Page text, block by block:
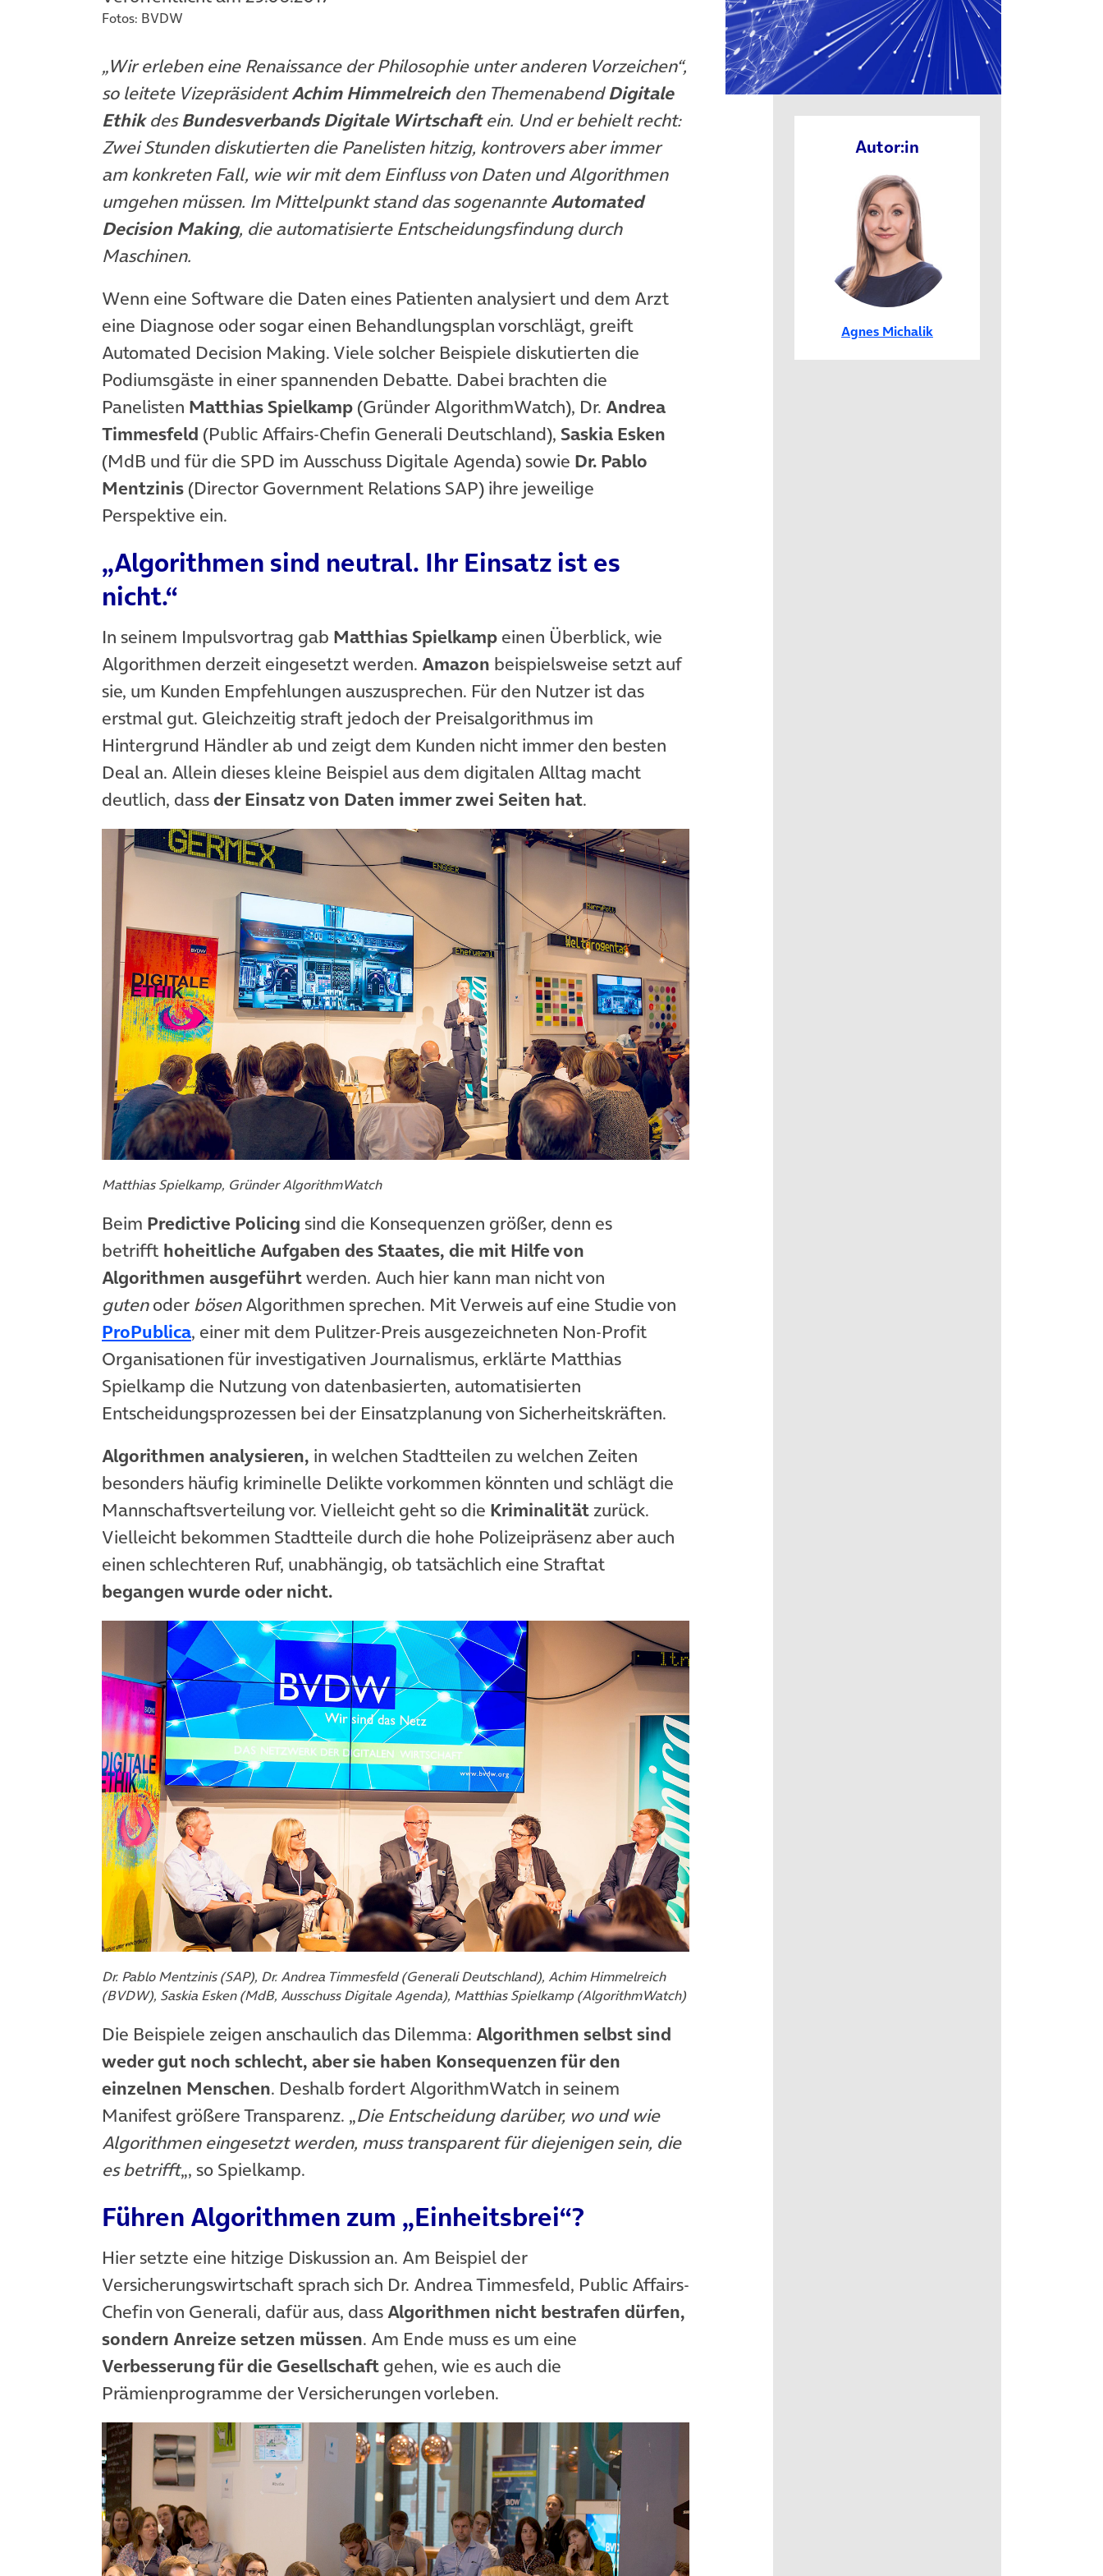
Fotos: BVDW
„Wir erleben eine Renaissance der Philosophie unter anderen Vorzeichen“,
so leitete VizepräsidentAchim Himmelreich den ThemenabendDigitale
EthikdesBundesverbands Digitale Wirtschaftein. Und er behielt recht:
Zwei Stunden diskutierten die Panelisten hitzig, kontrovers aber immer
am konkreten Fall, wie wir mit dem Einfluss von Daten und Algorithmen
umgehen müssen. Im Mittelpunkt stand das sogenannteAutomated
Decision Making, die automatisierte Entscheidungsfindung durch
Maschinen.
Wenn eine Software die Daten eines Patienten analysiert und dem Arzt
eine Diagnose oder sogar einen Behandlungsplan vorschlägt, greift
Automated Decision Making. Viele solcher Beispiele diskutierten die
Podiumsgäste in einer spannenden Debatte. Dabei brachten die
Panelisten Matthias Spielkamp (Gründer AlgorithmWatch), Dr. Andrea
Timmesfeld (Public Affairs-Chefin Generali Deutschland), Saskia Esken
(MdB und für die SPD im Ausschuss Digitale Agenda) sowie Dr. Pablo
Mentzinis (Director Government Relations SAP) ihre jeweilige
Perspektive ein.
„Algorithmen sind neutral. Ihr Einsatz ist es
nicht.“
In seinem Impulsvortrag gab Matthias Spielkamp einen Überblick, wie
Algorithmen derzeit eingesetzt werden. Amazon beispielsweise setzt auf
sie, um Kunden Empfehlungen auszusprechen. Für den Nutzer ist das
erstmal gut. Gleichzeitig straft jedoch der Preisalgorithmus im
Hintergrund Händler ab und zeigt dem Kunden nicht immer den besten
Deal an. Allein dieses kleine Beispiel aus dem digitalen Alltag macht
deutlich, dassder Einsatz von Daten immer zwei Seiten hat.
Matthias Spielkamp, Gründer AlgorithmWatch
Beim Predictive Policing sind die Konsequenzen größer, denn es
betrifft hoheitliche Aufgaben des Staates, die mit Hilfe von
Algorithmen ausgeführtwerden. Auch hier kann man nicht von
gutenoder bösenAlgorithmen sprechen. Mit Verweis auf eine Studie von
ProPublica(öffnet in neuem Tab)
, einer mit dem Pulitzer-Preis ausgezeichneten Non-Profit
Organisationen für investigativen Journalismus, erklärte Matthias
Spielkamp die Nutzung von datenbasierten, automatisierten
Entscheidungsprozessen bei der Einsatzplanung von Sicherheitskräften.
Algorithmen analysieren, in welchen Stadtteilen zu welchen Zeiten
besonders häufig kriminelle Delikte vorkommen könnten und schlägt die
Mannschaftsverteilung vor. Vielleicht geht so die Kriminalität zurück.
Vielleicht bekommen Stadtteile durch die hohe Polizeipräsenz aber auch
einen schlechteren Ruf, unabhängig, ob tatsächlich eine Straftat
begangen wurde oder nicht.
Dr. Pablo Mentzinis (SAP), Dr. Andrea Timmesfeld (Generali Deutschland), Achim Himmelreich
(BVDW), Saskia Esken (MdB, Ausschuss Digitale Agenda), Matthias Spielkamp (AlgorithmWatch)
Die Beispiele zeigen anschaulich das Dilemma: Algorithmen selbst sind
weder gut noch schlecht, aber sie haben Konsequenzen für den
einzelnen Menschen. Deshalb fordert AlgorithmWatch in seinem
Manifest größere Transparenz. „Die Entscheidung darüber, wo und wie
Algorithmen eingesetzt werden, muss transparent für diejenigen sein, die
es betrifft„, so Spielkamp.
Führen Algorithmen zum „Einheitsbrei“?
Hier setzte eine hitzige Diskussion an. Am Beispiel der
Versicherungswirtschaft sprach sich Dr. Andrea Timmesfeld, Public Affairs-
Chefin von Generali, dafür aus, dassAlgorithmen nicht bestrafen dürfen,
sondern Anreize setzen müssen. Am Ende muss es um eine
Verbesserung für die Gesellschaft gehen, wie es auch die
Prämienprogramme der Versicherungen vorleben.
Autor:in
Agnes Michalik